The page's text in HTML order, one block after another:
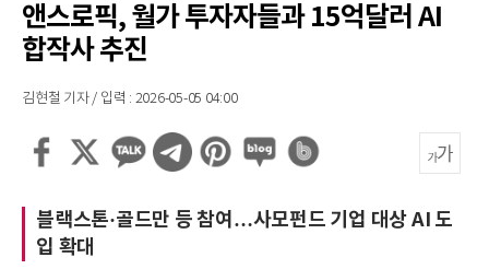
앤스로픽, 월가 투자자들과 15억달러 AI
합작사 추진
김현철 기자 / 입력 : 2026-05-05 04:00
블랙스톤·골드만 등 참여…사모펀드 기업 대상 AI 도
입 확대